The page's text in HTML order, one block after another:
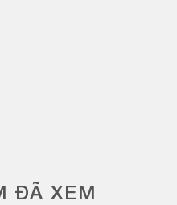
ĐÃ XEM